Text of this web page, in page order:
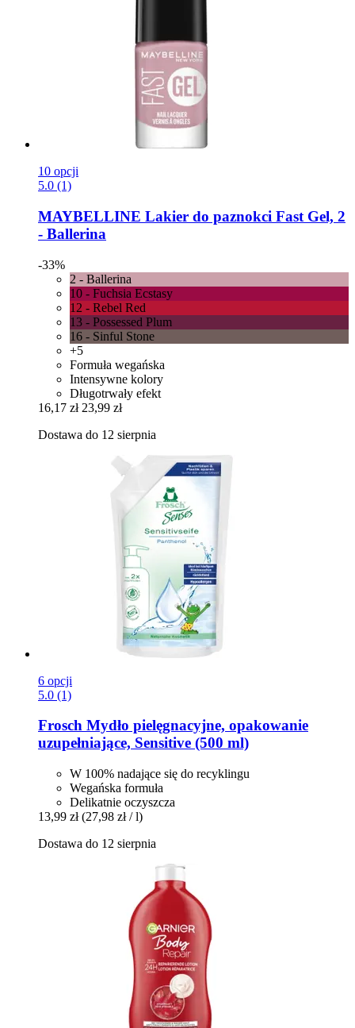
10 opcji
5.0 (1)
MAYBELLINE Lakier do paznokci Fast Gel, 2
-​ Ballerina
-33%
2 - Ballerina
10 - Fuchsia Ecstasy
12 - Rebel Red
13 - Possessed Plum
16 - Sinful Stone
+5
Formuła wegańska
Intensywne kolory
Długotrwały efekt
16,17 zł 23,99 zł
Dostawa do 12 sierpnia
6 opcji
5.0 (1)
Frosch Mydło pielęgnacyjne, opakowanie
uzupełniające, Sensitive (500 ml)
W 100% nadające się do recyklingu
Wegańska formuła
Delikatnie oczyszcza
13,99 zł (27,98 zł / l)
Dostawa do 12 sierpnia